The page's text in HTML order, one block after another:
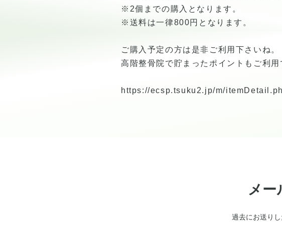
※2個までの購入となります。
※送料は一律800円となります。
ご購入予定の方は是非ご利用下さいね。
高階整骨院で貯まったポイントもご利
https://ecsp.tsuku2.jp/m/
メー
過去にお送り